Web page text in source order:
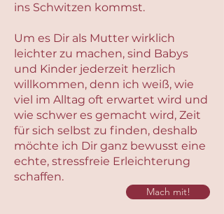
ins Schwitzen kommst.
Um es Dir als Mutter wirklich
leichter zu machen, sind Babys
und Kinder jederzeit herzlich
willkommen, denn ich weiß, wie
viel im Alltag oft erwartet wird und
wie schwer es gemacht wird, Zeit
für sich selbst zu finden, deshalb
möchte ich Dir ganz bewusst eine
echte, stressfreie Erleichterung
schaffen.
Mach mit!